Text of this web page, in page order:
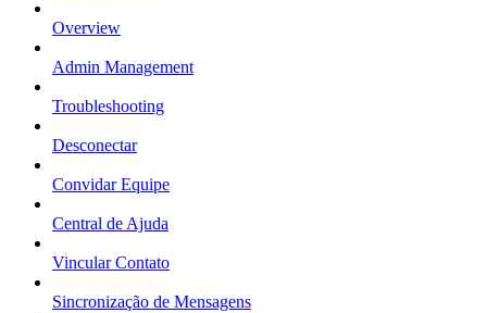
Overview
Admin Management
Troubleshooting
Desconectar
Convidar Equipe
Central de Ajuda
Vincular Contato
Sincronização de Mensagens